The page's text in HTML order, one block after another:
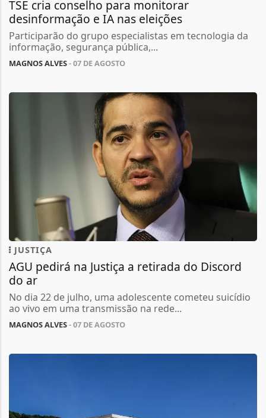
TSE cria conselho para monitorar
desinformação e IA nas eleições
Participarão do grupo especialistas em tecnologia da
informação, segurança pública,...
MAGNOS ALVES- 07 DE AGOSTO
JUSTIÇA
AGU pedirá na Justiça a retirada do Discord
do ar
No dia 22 de julho, uma adolescente cometeu suicídio
ao vivo em uma transmissão na rede...
MAGNOS ALVES- 07 DE AGOSTO